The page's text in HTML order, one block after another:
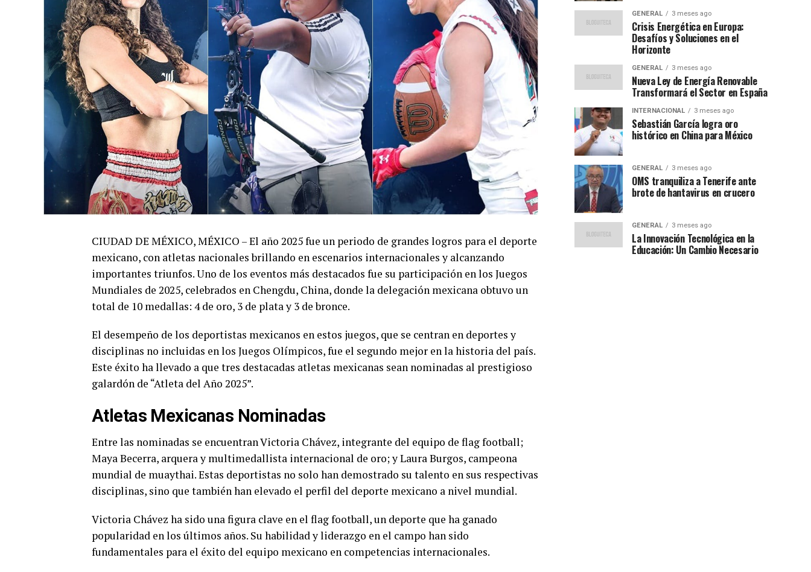
CIUDAD DE MÉXICO, MÉXICO – El año 2025 fue un periodo de grandes logros para el deporte
mexicano, con atletas nacionales brillando en escenarios internacionales y alcanzando
importantes triunfos. Uno de los eventos más destacados fue su participación en los Juegos
Mundiales de 2025, celebrados en Chengdu, China, donde la delegación mexicana obtuvo un
total de 10 medallas: 4 de oro, 3 de plata y 3 de bronce.
El desempeño de los deportistas mexicanos en estos juegos, que se centran en deportes y
disciplinas no incluidas en los Juegos Olímpicos, fue el segundo mejor en la historia del país.
Este éxito ha llevado a que tres destacadas atletas mexicanas sean nominadas al prestigioso
galardón de “Atleta del Año 2025”.
Atletas Mexicanas Nominadas
Entre las nominadas se encuentran Victoria Chávez, integrante del equipo de flag football;
Maya Becerra, arquera y multimedallista internacional de oro; y Laura Burgos, campeona
mundial de muaythai. Estas deportistas no solo han demostrado su talento en sus respectivas
disciplinas, sino que también han elevado el perfil del deporte mexicano a nivel mundial.
Victoria Chávez ha sido una figura clave en el flag football, un deporte que ha ganado
popularidad en los últimos años. Su habilidad y liderazgo en el campo han sido
fundamentales para el éxito del equipo mexicano en competencias internacionales.
GENERAL 3 meses ago
Crisis Energética en Europa:
Desafíos y Soluciones en el
Horizonte
GENERAL 3 meses ago
Nueva Ley de Energía Renovable
Transformará el Sector en España
INTERNACIONAL 3 meses ago
Sebastián García logra oro
histórico en China para México
GENERAL 3 meses ago
OMS tranquiliza a Tenerife ante
brote de hantavirus en crucero
GENERAL 3 meses ago
La Innovación Tecnológica en la
Educación: Un Cambio Necesario